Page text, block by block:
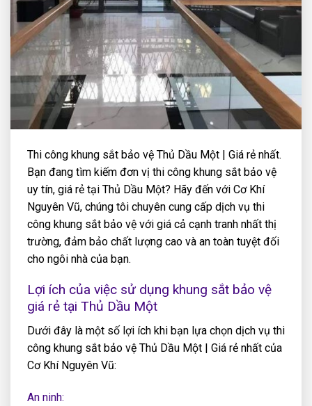
Thi công khung sắt bảo vệ Thủ Dầu Một | Giá rẻ nhất.
Bạn đang tìm kiếm đơn vị thi công khung sắt bảo vệ
uy tín, giá rẻ tại Thủ Dầu Một? Hãy đến với Cơ Khí
Nguyên Vũ, chúng tôi chuyên cung cấp dịch vụ thi
công khung sắt bảo vệ với giá cả cạnh tranh nhất thị
trường, đảm bảo chất lượng cao và an toàn tuyệt đối
cho ngôi nhà của bạn.
Lợi ích của việc sử dụng khung sắt bảo vệ
giá rẻ tại Thủ Dầu Một
Dưới đây là một số lợi ích khi bạn lựa chọn dịch vụ thi
công khung sắt bảo vệ Thủ Dầu Một | Giá rẻ nhất của
Cơ Khí Nguyên Vũ:
An ninh: